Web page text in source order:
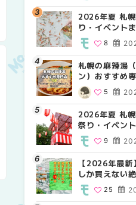
2026年夏 札
り・イベント
MouLa8
札幌の麻辣湯
ン）おすすめ
場の量り売り
徹底比較 |
HOKKAIDO
5
2026年夏 札
祭り・イベン
MouLa9
【2026年最
しか買えない
限定スイーツ
| MouLa
25